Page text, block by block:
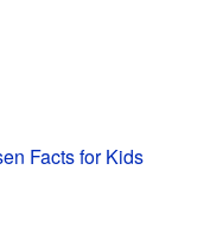
Facts for Kids